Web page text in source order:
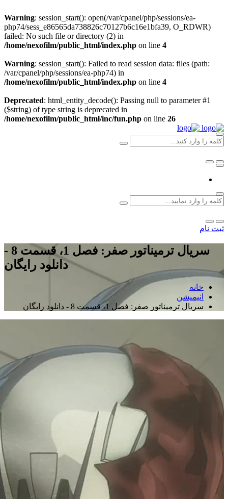
Warning: session_start(): open(/var/cpanel/php/sessions/ea-
php74/sess_e86565da738826c70127b6c16e1bfa39, O_RDWR)
failed: No such file or directory (2) in
/home/nexofilm/public_html/index.php on line 4
Warning: session_start(): Failed to read session data: files (path:
/var/cpanel/php/sessions/ea-php74) in
/home/nexofilm/public_html/index.php on line 4
Deprecated: html_entity_decode(): Passing null to parameter #1
($string) of type string is deprecated in
/home/nexofilm/public_html/inc/fun.php on line 26
ثبت نام
سریال ترمیناتور صفر: فصل 1، قسمت 8 -
دانلود رایگان
خانه
انیمیشن
سریال ترمیناتور صفر: فصل 1، قسمت 8 - دانلود رایگان